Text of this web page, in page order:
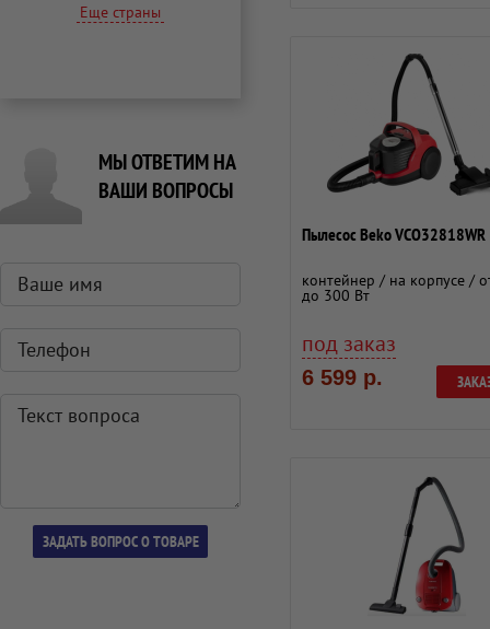
Еще страны
МЫ ОТВЕТИМ НА
ВАШИ ВОПРОСЫ
Пылесос Beko VCO32818WR
контейнер / на корпусе /
до 300 Вт
под заказ
6 599 р.